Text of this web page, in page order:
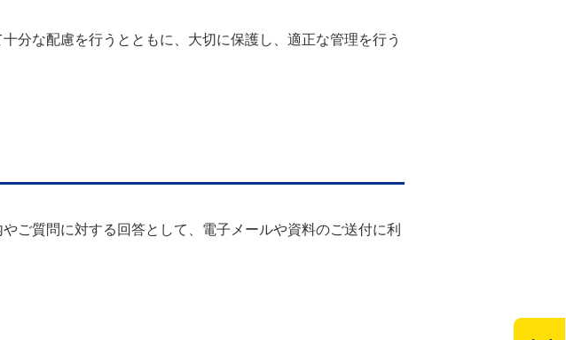
分な配慮を行うとともに、大切に保護し、適正な管理を行う
ご質問に対する回答として、電子メールや資料のご送付に利